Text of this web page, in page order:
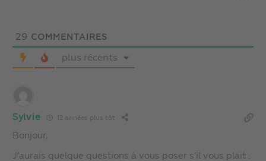
29 COMMENTAIRES
plus récents
Sylvie 12 années plus tôt
Bonjour,
J’aurais quelque questions à vous poser s’il vous plait :